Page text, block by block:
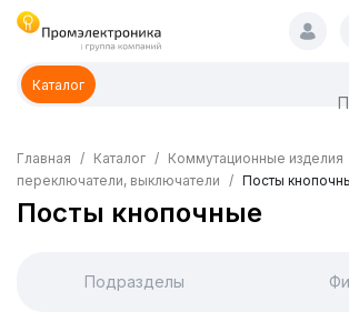
Каталог
Главная Каталог Коммутационные изделия
переключатели, выключатели
Посты
Посты кнопочные
Подразделы